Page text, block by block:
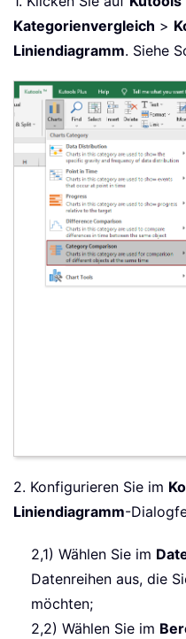
Kategorienvergleich >
Liniendiagramm. Siehe
2. Konfigurieren Sie im
Liniendiagramm-
2,1) Wählen Sie im
Datenreihen aus, die
möchten;
2,2) Wählen Sie im